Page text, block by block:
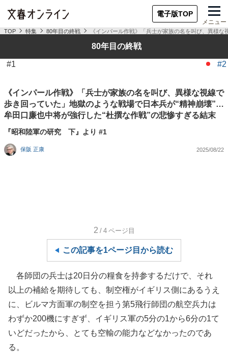
電子版TOP
メニュー
TOP 特集 80年目の終戦 《インパール作戦》「兵士が家族の名を叫び、異様
80年目の終戦
#1 #2
《インパール作戦》「兵士が家族の名を叫び、異様な視線で
歩き回っていた」地獄のような戦場で日本兵が“精神崩壊”…
牟田口廉也中将が強行した“杜撰な作戦”の悲惨すぎる結末
『昭和陸軍の研究 下』より #1
保阪 正康 2025/08/22
2 /4 ページ目
この記事を1ページ目から読む
各師団の兵士は20日分の糧食を持参するだけで、それ
以上の補給を期待しても、制空権がイギリス側にあるうえ
に、ビルマ方面軍の制空を担う第5飛行師団の航空兵力は
わずか200機にすぎず、イギリス軍の5分の1から6分の1て
いどだったから、とても空輸の能力などなかったのであ
る。